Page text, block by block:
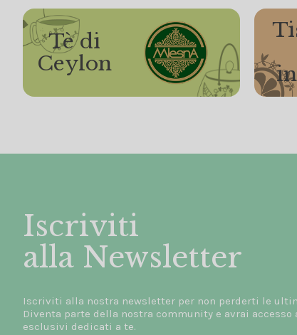
Tè di
Ceylon
Iscriviti
alla Newsletter
Iscriviti alla nostra newsletter per non perderti le
Diventa parte della nostra community e avrai accesso
esclusivi dedicati a te.